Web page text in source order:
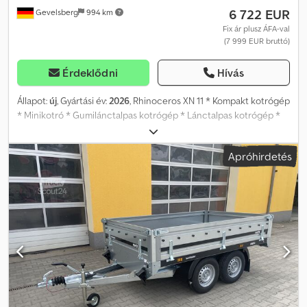
tolatófényt tartalmaz. Chsdpfx Acjd T Szuemja
Gevelsberg 994 km 6 722 EUR
Fix ár plusz ÁFA-val
(7 999 EUR bruttó)
Érdeklődni Hívás
Állapot:új, Gyártási év: 2026, Rhinoceros XN 11 * Kompakt kotrógép
* Minikotró * Gumilánctalpas kotrógép * Lánctalpas kotrógép *
Gyártási év: 2026 * Üzemóra: 0 * Méretek (H x Sz x M): 2900mm x
930mm x 2500mm * Össztömeg: 1100kg * Saját tömeg: 1020kg *
Teljesítmény: 9KW / 12LE * Maximális sebesség: 5 km/h *
Kanálméret: 0,025m³ * Gumilánc * 360-fokos forgás * Dízel motor
* Borulásvédő keret * Tolólap * Földkanál * Kalapácsvezeték * 3.
hidraulikus kör FIGYELEM !!!!! OLVASSA EL FIGYELMESEN !!!!!
Fenntartjuk a jogot az időközbeni eladásra, mivel ezt a terméket
más platformokon is kínáljuk. Nyomatékosan javasoljuk a
személyes megtekintést és ellenőrzést, hogy a vevőnek pontos
képe legyen az állapotáról és alkalmasságáról. Megtekintés és
próbálás előzetes egyeztetéssel bármikor lehetséges és
kifejezetten kívánatos!!! A képek illusztrációk, opcionális, feláras
tartozékokat is tartalmazhatnak. A megadott belső méretek
Apróhirdetés